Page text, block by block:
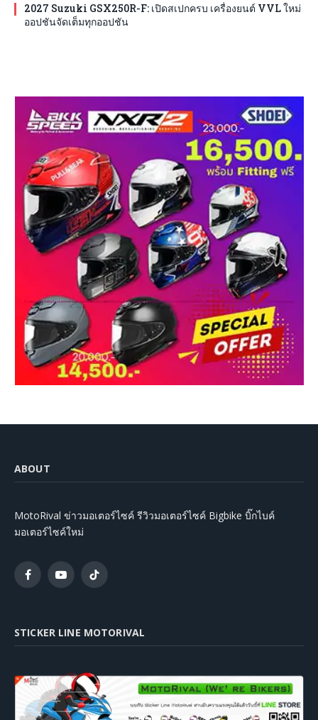
2027 Suzuki GSX250R-F: เปิดสเปกครบ เครื่องยนต์ VVL ใหม่
ออปชันจัดเต็มทุกออปชัน
ABOUT
MotoRival ข่าวมอเตอร์ไซค์ รีวิวมอเตอร์ไซค์ Bigbike บิ๊กไบค์
มอเตอร์ไซค์ใหม่
FacebookYouTubeTikTok
STICKER LINE MOTORIVAL